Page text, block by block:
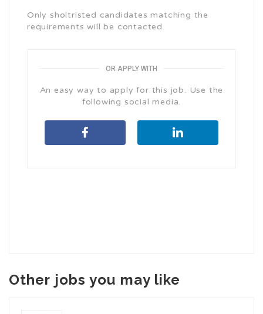
Only sholtristed candidates matching the
requirements will be contacted.
OR APPLY WITH
An easy way to apply for this job. Use the
following social media.
Other jobs you may like